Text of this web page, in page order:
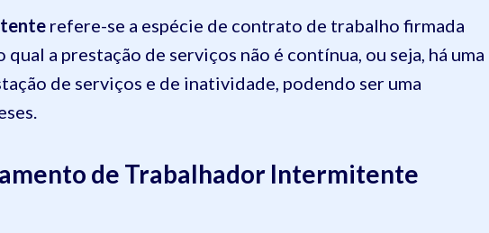
refere-se a espécie de contrato de trabalho firmada
a prestação de serviços não é contínua, ou seja, há uma
de serviços e de inatividade, podendo ser uma
de Trabalhador Intermitente